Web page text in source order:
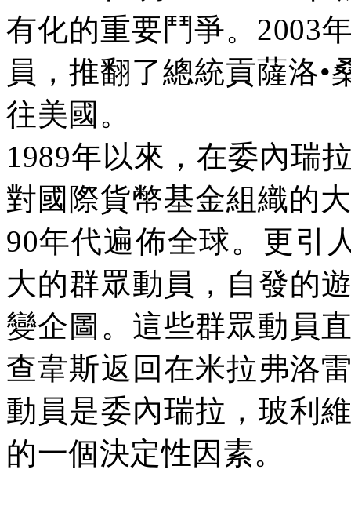
有化的重要鬥爭。 2003
員，推翻了總統貢薩洛•
往美國。
1989年以來，在委內瑞
對國際貨幣基金組織的
90年代遍佈全球。更引
大的群眾動員，自發的
變企圖。這些群眾動員
查韋斯返回在米拉弗洛
動員是委內瑞拉，玻利
的一個決定性因素。